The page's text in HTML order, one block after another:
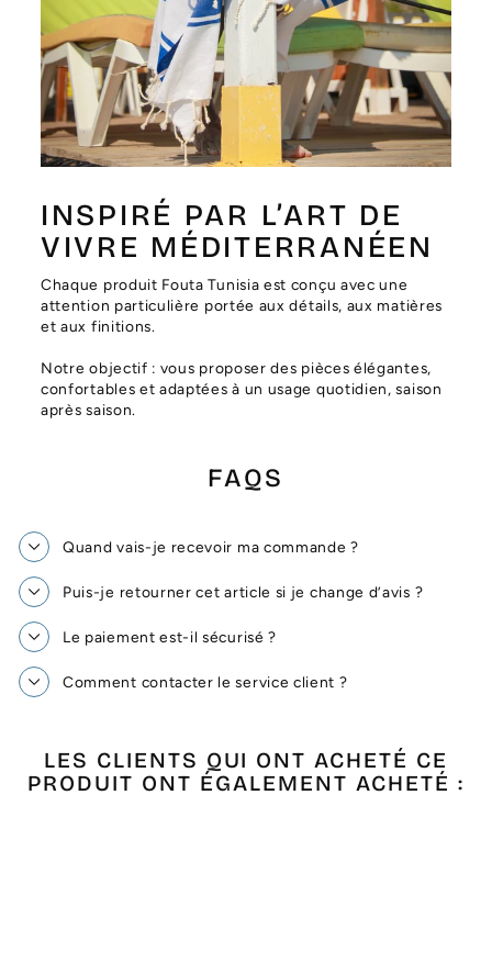
INSPIRÉ PAR L’ART DE
VIVRE MÉDITERRANÉEN
Chaque produit Fouta Tunisia est conçu avec une
attention particulière portée aux détails, aux matières
et aux finitions.
Notre objectif : vous proposer des pièces élégantes,
confortables et adaptées à un usage quotidien, saison
après saison.
FAQS
Quand vais-je recevoir ma commande ?
Puis-je retourner cet article si je change d’avis ?
Le paiement est-il sécurisé ?
Comment contacter le service client ?
LES CLIENTS QUI ONT ACHETÉ CE
PRODUIT ONT ÉGALEMENT ACHETÉ :